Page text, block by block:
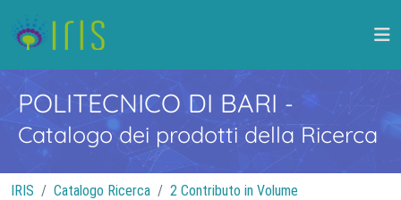
POLITECNICO DI BARI -
Catalogo dei prodotti della Ricerca
IRIS Catalogo Ricerca
2 Contributo in Volume